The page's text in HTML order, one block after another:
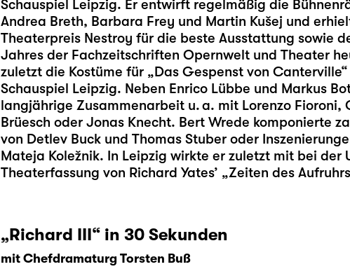
Schauspiel Leipzig. Er entwirft regelmäßig die
Andrea Breth, Barbara Frey und Martin Kušej und
Theaterpreis Nestroy für die beste Ausstattung sowie
Jahres der Fachzeitschriften Opernwelt und Theater
zuletzt die Kostüme für „Das Gespenst von Canterville
Schauspiel Leipzig. Neben Enrico Lübbe und Markus
langjährige Zusammenarbeit u. a. mit Lorenzo Fioroni,
Brüesch oder Jonas Knecht. Bert Wrede komponierte
von Detlev Buck und Thomas Stuber oder
Mateja Koležnik. In Leipzig wirkte er zuletzt mit bei der
Theaterfassung von Richard Yates’ „Zeiten des
„Richard III“ in 30 Sekunden
mit Chefdramaturg Torsten Buß